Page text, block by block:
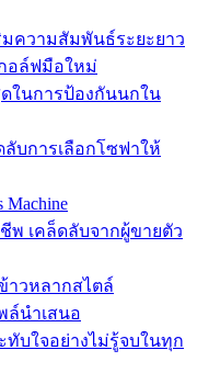
มความสัมพันธ์ระยะยาว
อล์ฟมือใหม่
ในการป้องกันนกใน
บการเลือกโซฟาให้
เคล็ดลับจากผู้ขายตัว
าวหลากสไตล์
ล์นำเสนอ
ทับใจอย่างไม่รู้จบในทุก